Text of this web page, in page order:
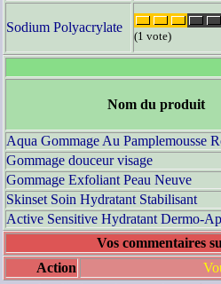
Sodium Polyacrylate
(1 vote)
Nom du produit
Aqua Gommage Au Pamplemousse
Gommage douceur visage
Gommage Exfoliant Peau Neuve
Skinset Soin Hydratant Stabilisant
Active Sensitive Hydratant Dermo-
Vos commentaires
Action